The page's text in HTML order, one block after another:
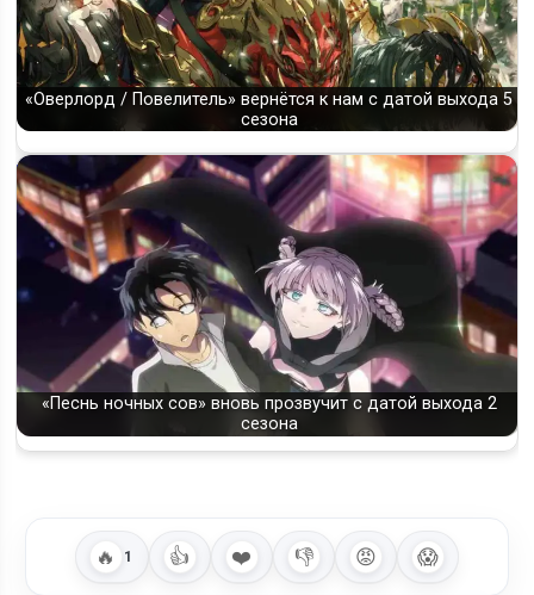
«Оверлорд / Повелитель» вернётся к нам с датой выхода 5
сезона
«Песнь ночных сов» вновь прозвучит с датой выхода 2
сезона
🔥 1 👍 ❤️ 👎 😡 😱